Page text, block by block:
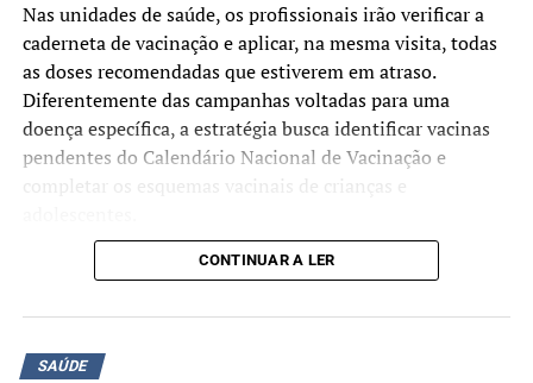
Nas unidades de saúde, os profissionais irão verificar a
caderneta de vacinação e aplicar, na mesma visita, todas
as doses recomendadas que estiverem em atraso.
Diferentemente das campanhas voltadas para uma
doença específica, a estratégia busca identificar vacinas
pendentes do Calendário Nacional de Vacinação e
completar os esquemas vacinais de crianças e
Segundo o Ministério da Saúde, a mobilização tem como
acesso às vacinas oferecidas gratuitamente pelo Sistema
Único de Saúde (SUS). A atualização da caderneta
CONTINUAR A LER
SAÚDE